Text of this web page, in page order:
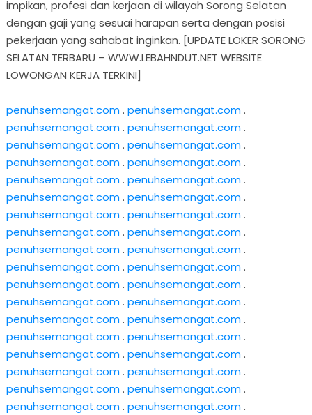
impikan, profesi dan kerjaan di wilayah Sorong Selatan
dengan gaji yang sesuai harapan serta dengan posisi
pekerjaan yang sahabat inginkan. [UPDATE LOKER SORONG
SELATAN TERBARU – WWW.LEBAHNDUT.NET WEBSITE
LOWONGAN KERJA TERKINI]
penuhsemangat.com. penuhsemangat.com.
penuhsemangat.com. penuhsemangat.com.
penuhsemangat.com. penuhsemangat.com.
penuhsemangat.com. penuhsemangat.com.
penuhsemangat.com. penuhsemangat.com.
penuhsemangat.com. penuhsemangat.com.
penuhsemangat.com. penuhsemangat.com.
penuhsemangat.com. penuhsemangat.com.
penuhsemangat.com. penuhsemangat.com.
penuhsemangat.com. penuhsemangat.com.
penuhsemangat.com. penuhsemangat.com.
penuhsemangat.com. penuhsemangat.com.
penuhsemangat.com. penuhsemangat.com.
penuhsemangat.com. penuhsemangat.com.
penuhsemangat.com. penuhsemangat.com.
penuhsemangat.com. penuhsemangat.com.
penuhsemangat.com. penuhsemangat.com.
penuhsemangat.com. penuhsemangat.com.